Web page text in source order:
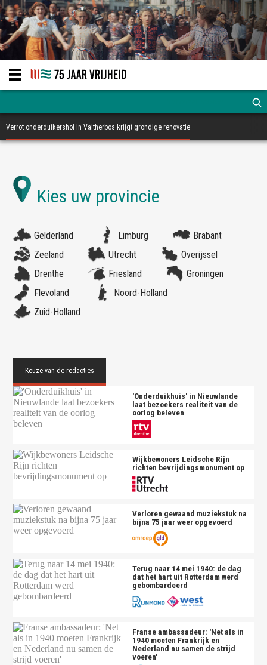
Verrot onderduikershol in Valtherbos krijgt grondige renovatie
Gelderland Limburg
Brabant
Zeeland
Utrecht
Overijssel
Drenthe
Friesland
Groningen
Flevoland
Noord-Holland
Zuid-Holland
'Onderduikhuis' in Nieuwlande
laat bezoekers realiteit van de
oorlog beleven
Wijkbewoners Leidsche Rijn
richten bevrijdingsmonument op
Verloren gewaand muziekstuk na
bijna 75 jaar weer opgevoerd
Terug naar 14 mei 1940: de dag
dat het hart uit Rotterdam werd
gebombardeerd
Franse ambassadeur: 'Net als in
1940 moeten Frankrijk en
Nederland nu samen de strijd
voeren'